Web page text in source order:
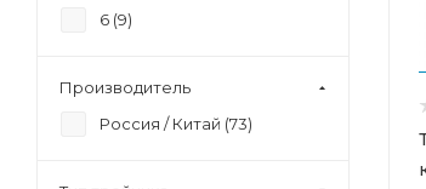
6 (9)
Производитель
Россия / Китай (73)